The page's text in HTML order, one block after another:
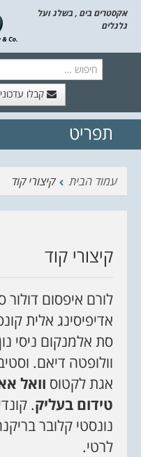
אקסטרים בים , בשלג ועל
גלגלים
קבלו
// הצטרף
תפריט
עמוד הבית
קיצורי קוד
קיצורי קוד
לורם איפסום
אדיפיסינג אלית
סת אלמנקום ניסי
וולופטה דיאם.
אגת לקטוס וואל
טידום בעליק.
נונסטי קלובר
לרטי.